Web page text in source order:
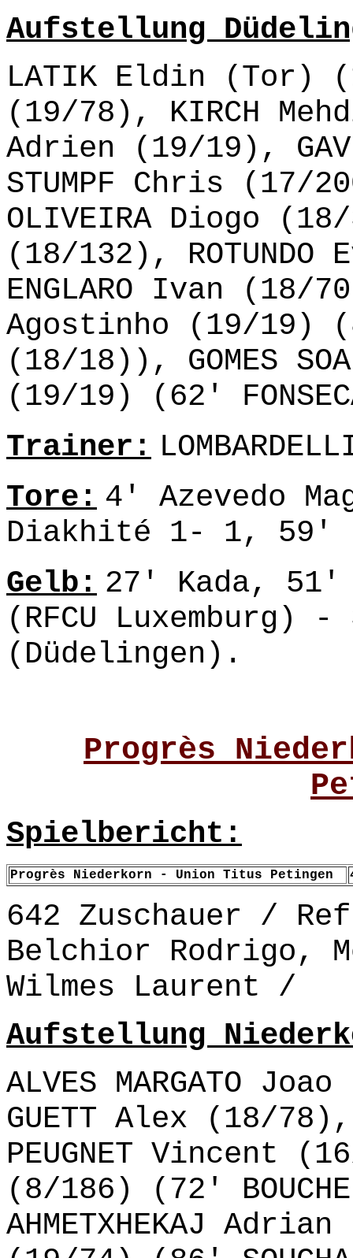
Aufstellung
LATIK Eldin (Tor)
(19/78), KIRCH
Adrien (19/19),
STUMPF Chris (17/
OLIVEIRA Diogo
(18/132),
ENGLARO Ivan (18/
Agostinho (19/19)
(18/18)), GOMES
(19/19) (62'
Trainer:
Tore: 4' Azevedo
Diakhité 1- 1, 59'
Gelb: 27' Kada, 51'
(RFCU Luxemburg)
(Düdelingen).
Progrès
Spielbericht:
Progrès Niederkorn - Union Titus Petingen
642 Zuschauer /
Belchior Rodrigo,
Wilmes Laurent /
Aufstellung
ALVES MARGATO
GUETT Alex (18/
PEUGNET Vincent
(8/186) (72'
AHMETXHEKAJ